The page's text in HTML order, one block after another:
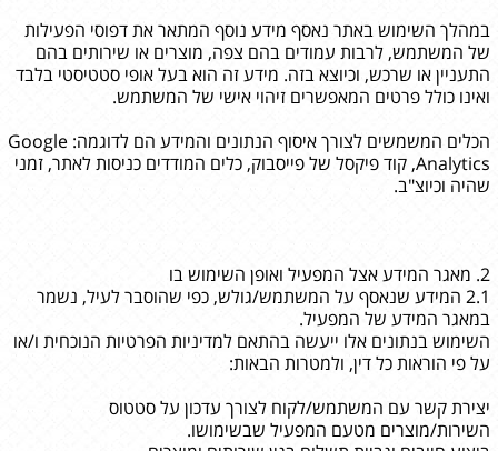
במהלך השימוש באתר נאסף מידע נוסף המתאר את דפוסי הפעילות
של המשתמש, לרבות עמודים בהם צפה, מוצרים או שירותים בהם
התעניין או שרכש, וכיוצא בזה. מידע זה הוא בעל אופי סטטיסטי בלבד
ואינו כולל פרטים המאפשרים זיהוי אישי של המשתמש.
הכלים המשמשים לצורך איסוף הנתונים והמידע הם לדוגמה: Google
Analytics, קוד פיקסל של פייסבוק, כלים המודדים כניסות לאתר, זמני
שהיה וכיוצ"ב.
2. מאגר המידע אצל המפעיל ואופן השימוש בו
2.1 המידע שנאסף על המשתמש/גולש, כפי שהוסבר לעיל, נשמר
במאגר המידע של המפעיל.
השימוש בנתונים אלו ייעשה בהתאם למדיניות הפרטיות הנוכחית ו/או
על פי הוראות כל דין, ולמטרות הבאות:
יצירת קשר עם המשתמש/לקוח לצורך עדכון על סטטוס
השירות/מוצרים מטעם המפעיל שבשימושו.